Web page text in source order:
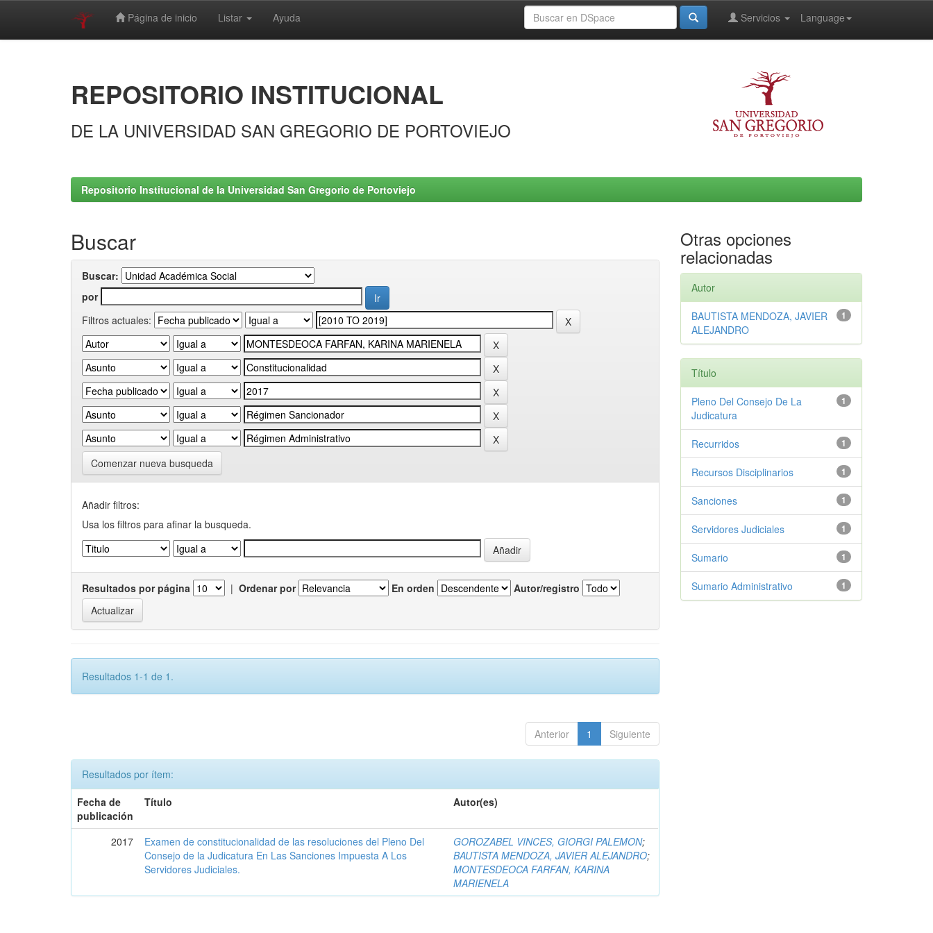
Página de inicio Listar Ayuda Language
Servicios
REPOSITORIO INSTITUCIONAL
DE LA UNIVERSIDAD SAN GREGORIO DE PORTOVIEJO
Repositorio Institucional de la Universidad San Gregorio de Portoviejo
Buscar
Buscar:
por
Filtros actuales:
Comenzar nueva busqueda
Añadir filtros:
Usa los filtros para afinar la busqueda.
Resultados por página | Ordenar por En orden Autor/registro
Resultados 1-1 de 1.
Anterior 1 Siguiente
Resultados por ítem:
Fecha de
publicación
Título Autor(es)
2017
Examen de constitucionalidad de las resoluciones del Pleno Del
Consejo de la Judicatura En Las Sanciones Impuesta A Los
Servidores Judiciales.
GOROZABEL VINCES, GIORGI PALEMON;
BAUTISTA MENDOZA, JAVIER ALEJANDRO;
MONTESDEOCA FARFAN, KARINA
MARIENELA
Otras opciones
relacionadas
Autor
1
BAUTISTA MENDOZA, JAVIER
ALEJANDRO
Título
1
Pleno Del Consejo De La
Judicatura
1
Recurridos
1
Recursos Disciplinarios
1
Sanciones
1
Servidores Judiciales
1
Sumario
1
Sumario Administrativo